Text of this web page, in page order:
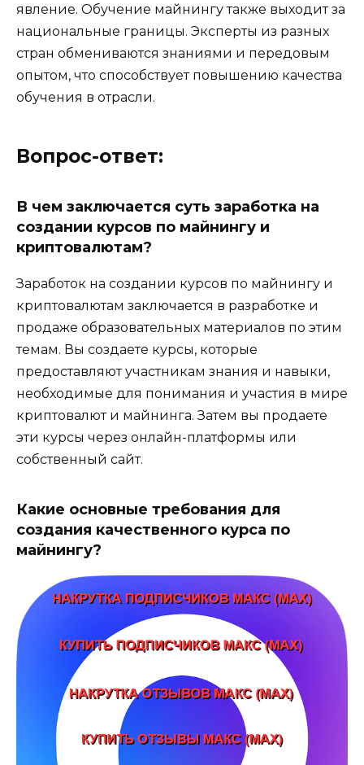
явление. Обучение майнингу также выходит за
национальные границы. Эксперты из разных
стран обмениваются знаниями и передовым
опытом, что способствует повышению качества
обучения в отрасли.
Вопрос-ответ:
В чем заключается суть заработка на
создании курсов по майнингу и
криптовалютам?
Заработок на создании курсов по майнингу и
криптовалютам заключается в разработке и
продаже образовательных материалов по этим
темам. Вы создаете курсы, которые
предоставляют участникам знания и навыки,
необходимые для понимания и участия в мире
криптовалют и майнинга. Затем вы продаете
эти курсы через онлайн-платформы или
собственный сайт.
Какие основные требования для
создания качественного курса по
майнингу?